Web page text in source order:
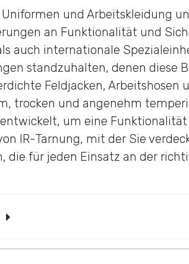
und Arbeitskleidung
an Funktionalität und
auch internationale
standzuhalten, denen diese
Feldjacken, Arbeitshosen
trocken und angenehm
um eine
IR-Tarnung, mit der Sie
die für jeden Einsatz an der